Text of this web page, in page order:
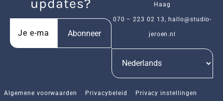
updates?
Abonneer
Haag
070 – 223 02 13 hallo@studio-
jeroen.nl
Algemene voorwaarden Privacybeleid Privacy instellingen